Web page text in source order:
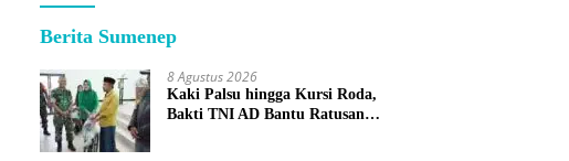
Berita Sumenep
8 Agustus 2026
Kaki Palsu hingga Kursi Roda,
Bakti TNI AD Bantu Ratusan